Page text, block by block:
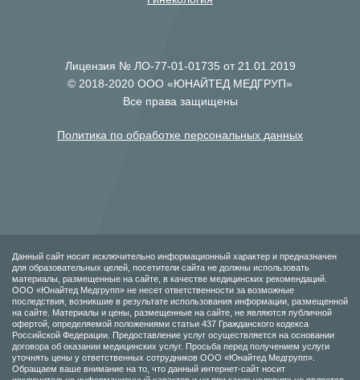
Лицензия № ЛО-77-01-01735 от 21.01.2019
© 2018-2020 ООО «ЮНАЙТЕД МЕДГРУП»
Все права защищены
Политика по обработке персональных данных
Данный сайт носит исключительно информационный характер и предназначен
для образовательных целей, посетители сайта не должны использовать
материалы, размещенные на сайте, в качестве медицинских рекомендаций.
ООО «Юнайтед Медгрупп» не несет ответственности за возможные
последствия, возникшие в результате использования информации, размещенной
на сайте. Материалы и цены, размещенные на сайте, не являются публичной
офертой, определяемой положениями статьи 437 Гражданского кодекса
Российской Федерации. Предоставление услуг осуществляется на основании
договора об оказании медицинских услуг. Просьба перед получением услуги
уточнять цены у ответственных сотрудников ООО «Юнайтед Медгрупп».
Обращаем ваше внимание на то, что данный интернет-сайт носит